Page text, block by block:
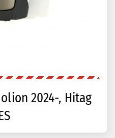
2024-, Hitag